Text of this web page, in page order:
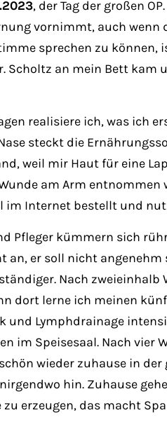
, der Tag der großen
vornimmt, auch wenn
sprechen zu können,
Scholtz an mein Bett kam
realisiere ich, was ich
steckt die
weil mir Haut für eine
am Arm
Internet bestellt und
Pfleger kümmern sich
an, er soll nicht
Nach
dort lerne ich meinen
und Lymphdrainage
im Speisesaal. Nach
wieder zuhause in
hin. Zuhause
erzeugen, das macht